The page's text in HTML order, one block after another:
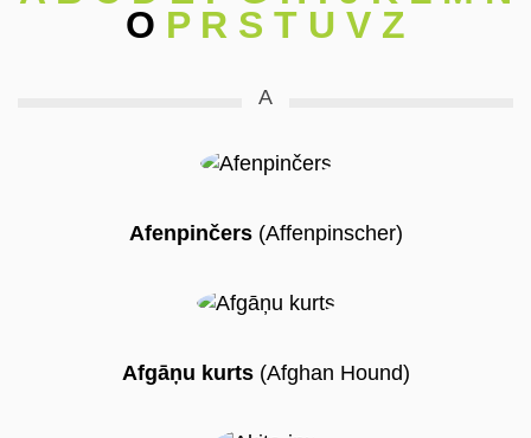
O P R S T U V Z
A
Afenpinčers(Affenpinscher)
Afgāņu kurts(Afghan Hound)